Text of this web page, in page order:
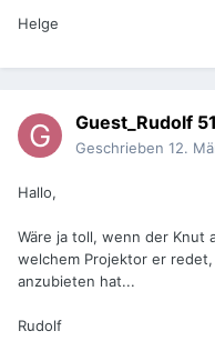
Helge
Guest_Rudolf 51
Geschrieben 12.
Hallo,
Wäre ja toll, wenn der Knut
welchem Projektor er
anzubieten hat...
Rudolf